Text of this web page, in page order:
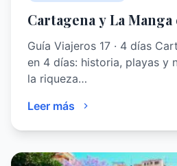
Cartagena y La Manga
Guía Viajeros 17 · 4 días
en 4 días: historia, playas y
la riqueza…
Leer más